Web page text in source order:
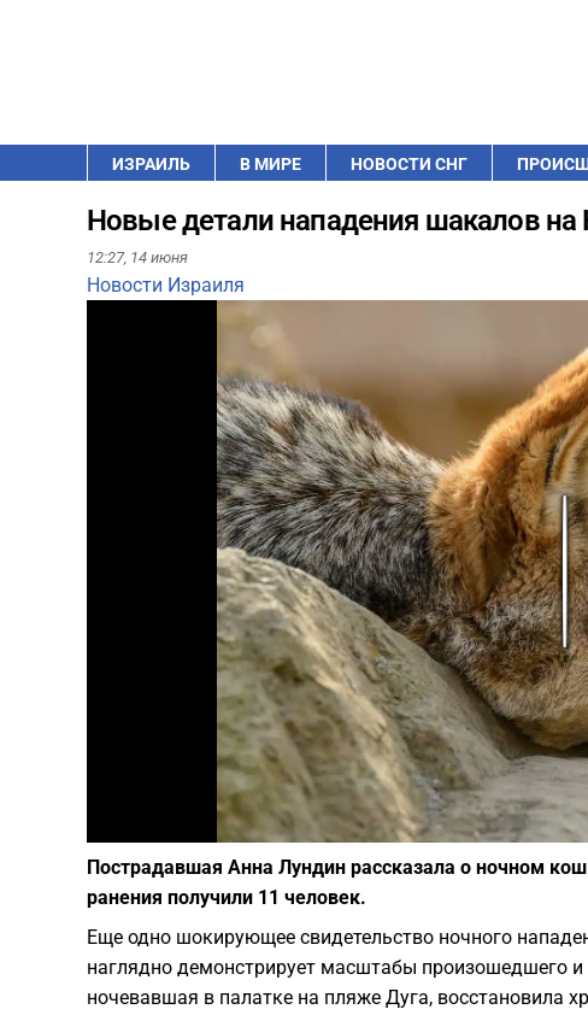
ИЗРАИЛЬ В МИРЕ НОВОСТИ СНГ
Новые детали нападения шакалов на
12:27, 14 июня
Новости Израиля
Пострадавшая Анна Лундин рассказала о ночном
ранения получили 11 человек.
Еще одно шокирующее свидетельство ночного
наглядно демонстрирует масштабы произошедшего
ночевавшая в палатке на пляже Дуга, восстановила